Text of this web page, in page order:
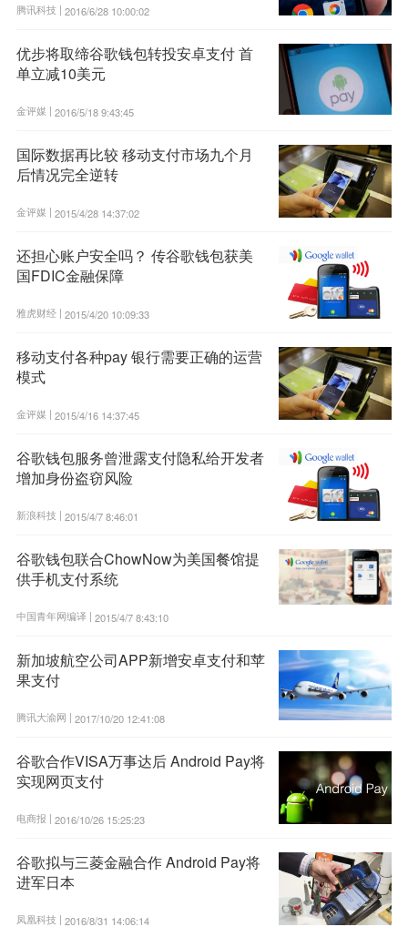
腾讯科技 | 2016/6/28 10:00:02
优步将取缔谷歌钱包转投安卓支付 首
单立减10美元
金评媒 | 2016/5/18 9:43:45
国际数据再比较 移动支付市场九个月
后情况完全逆转
金评媒 | 2015/4/28 14:37:02
还担心账户安全吗？ 传谷歌钱包获美
国FDIC金融保障
雅虎财经 | 2015/4/20 10:09:33
移动支付各种pay 银行需要正确的运营
模式
金评媒 | 2015/4/16 14:37:45
谷歌钱包服务曾泄露支付隐私给开发者
增加身份盗窃风险
新浪科技 | 2015/4/7 8:46:01
谷歌钱包联合ChowNow为美国餐馆提
供手机支付系统
中国青年网编译 | 2015/4/7 8:43:10
新加坡航空公司APP新增安卓支付和苹
果支付
腾讯大渝网 | 2017/10/20 12:41:08
谷歌合作VISA万事达后 Android Pay将
实现网页支付
电商报 | 2016/10/26 15:25:23
谷歌拟与三菱金融合作 Android Pay将
进军日本
凤凰科技 | 2016/8/31 14:06:14